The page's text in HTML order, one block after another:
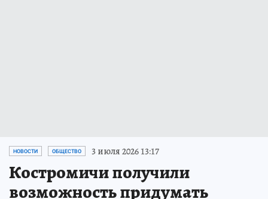
НОВОСТИ ОБЩЕСТВО 3 июля 2026 13:17
Костромичи получили
возможность придумать